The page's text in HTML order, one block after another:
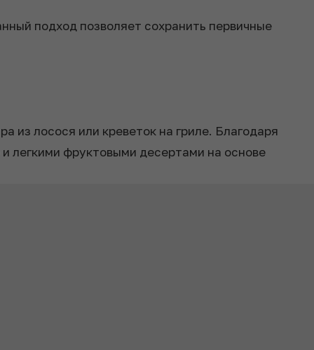
подход позволяет сохранить первичные
из лосося или креветок на гриле. Благодаря
легкими фруктовыми десертами на основе